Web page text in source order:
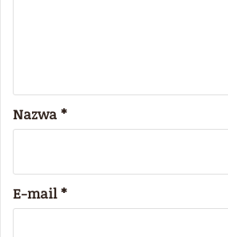
Nazwa *
E-mail*